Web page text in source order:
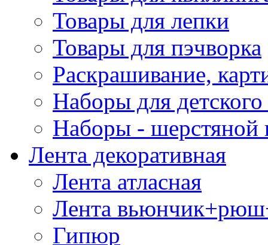
Товары для лепки
Товары для пэчворка
Раскрашивание,
Наборы для
Наборы - шерстяной
Лента декоративная
Лента атласная
Лента
Гипюр